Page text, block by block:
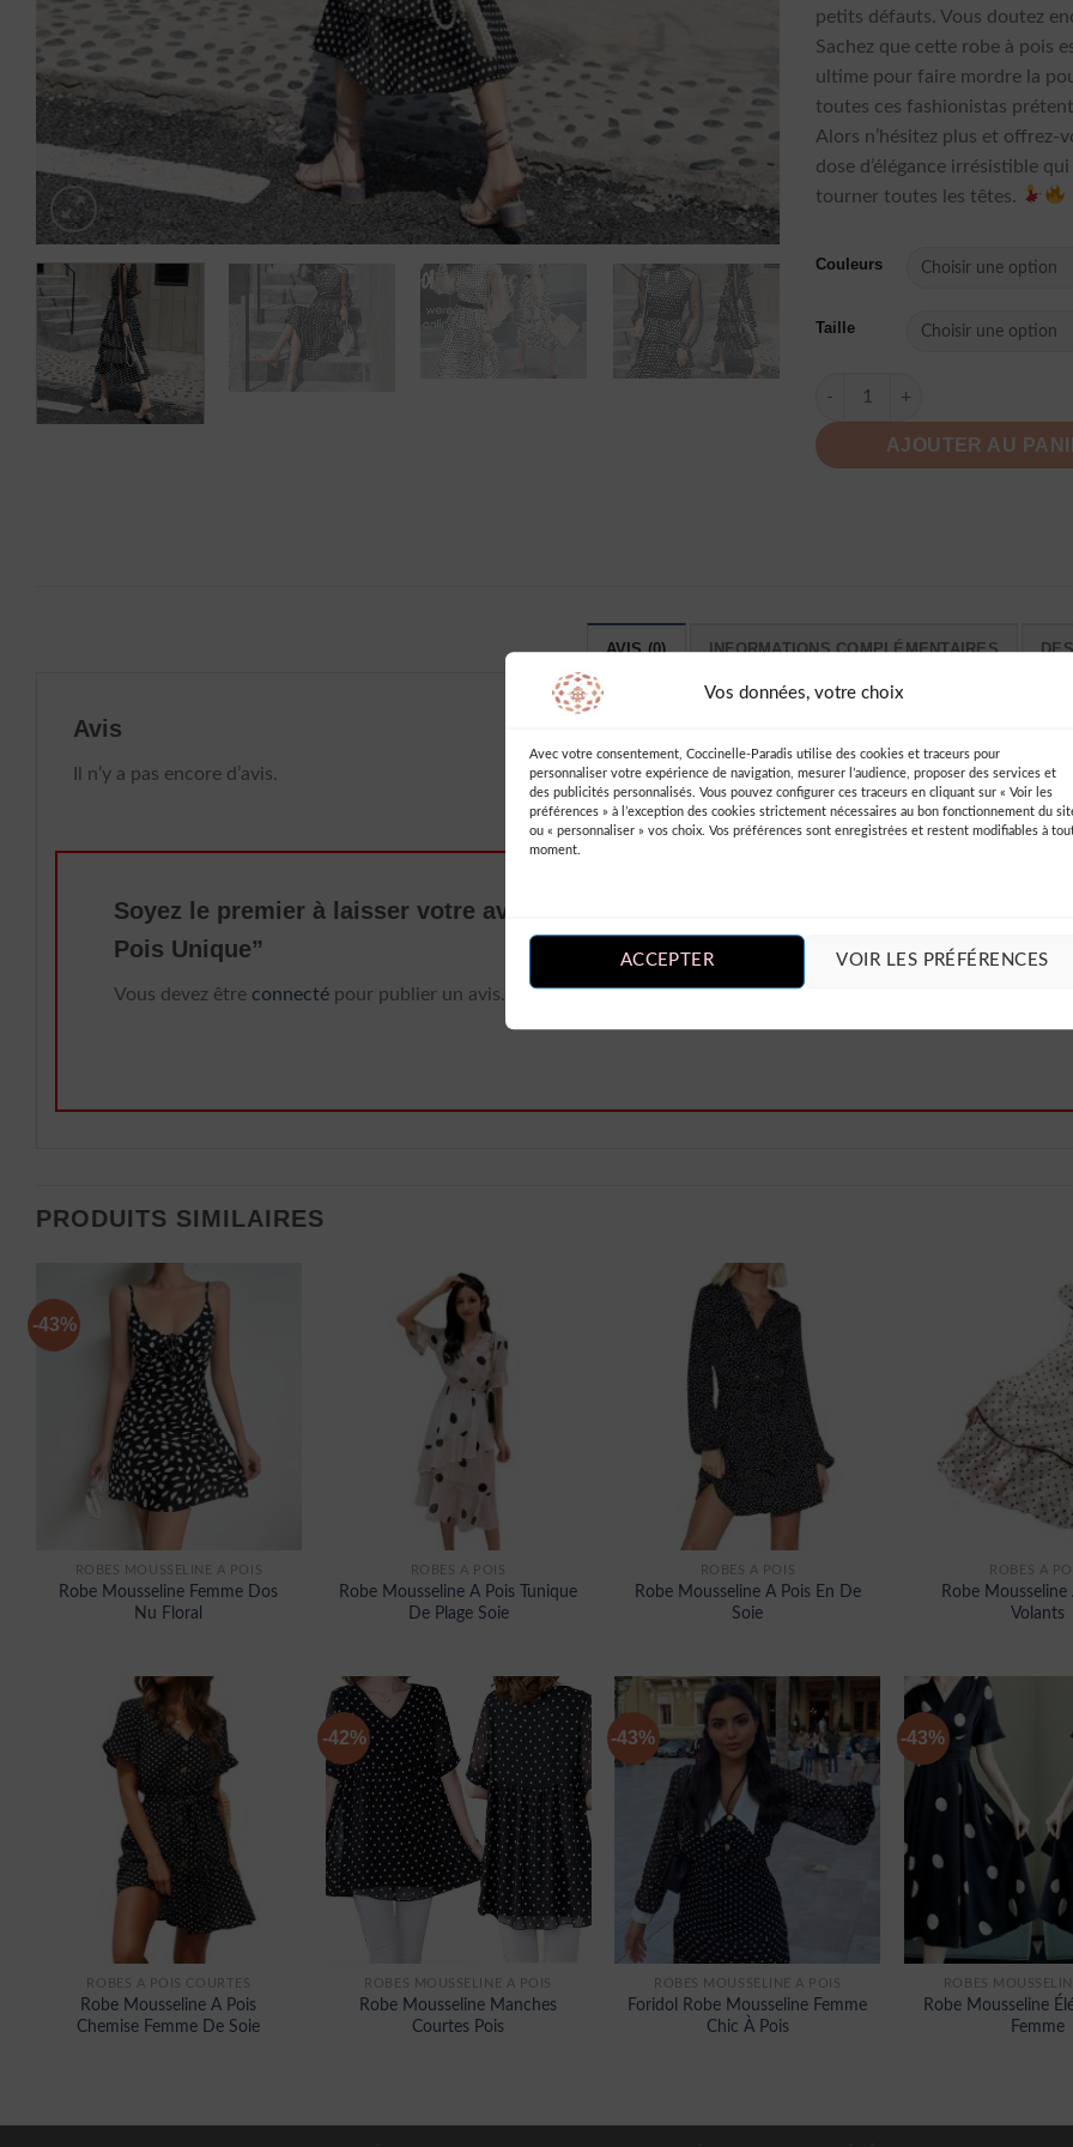
Vos données, votre choix
Avec votre consentement, Coccinelle-Paradis utilise des cookies et traceurs pour
personnaliser votre expérience de navigation, mesurer l’audience, proposer des services et
des publicités personnalisés. Vous pouvez configurer ces traceurs en cliquant sur « Voir les
préférences » à l’exception des cookies strictement nécessaires au bon fonctionnement du
ou « personnaliser » vos choix. Vos préférences sont enregistrées et restent modifiables à
moment.
ACCEPTER VOIR LES PRÉFÉRENCES
petits défauts. Vous doutez
Sachez que cette robe à pois
ultime pour faire mordre la
toutes ces fashionistas
Alors n’hésitez plus et offrez-
dose d’élégance irrésistible
tourner toutes les têtes.
Couleurs
Taille
quantité de Robe Mousseline
AJOUTER AU
AVIS (0) INFORMATIONS COMPLÉMENTAIRES
Avis
Il n’y a pas encore d’avis.
Soyez le premier à laisser votre avis sur “Robe Mousseline Élégante Soie Dames
Pois Unique”
Vous devez être connecté pour publier un avis.
PRODUITS SIMILAIRES
-43%
ROBES MOUSSELINE À POIS
Robe Mousseline Femme Dos
Nu Floral
ROBES À POIS
Robe Mousseline A Pois Tunique
De Plage Soie
ROBES À POIS
Robe Mousseline A Pois En De
Soie
ROBES À
Robe Mousseline
Volants
ROBES À POIS COURTES
Robe Mousseline A Pois
Chemise Femme De Soie
-42%
ROBES MOUSSELINE À POIS
Robe Mousseline Manches
Courtes Pois
-43%
ROBES MOUSSELINE À POIS
Foridol Robe Mousseline Femme
Chic À Pois
-43%
ROBES
Robe Mousseline
Femme